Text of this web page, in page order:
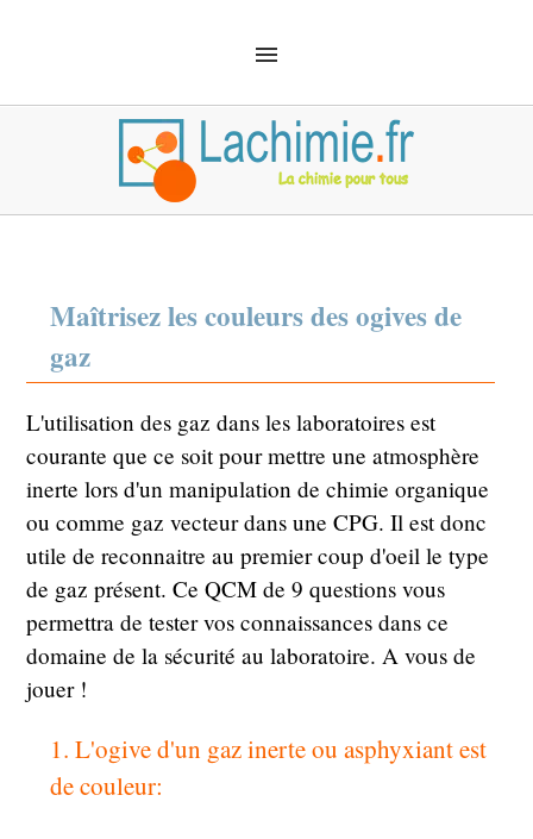
ACCUEIL
SOLUTIONS
CHIMIE ANALYTIQUE
CHIMIE ORGANIQUE
MÉCANIQUE QUANTIQUE
Maîtrisez les couleurs des ogives de
gaz
L'utilisation des gaz dans les laboratoires est
courante que ce soit pour mettre une atmosphère
inerte lors d'un manipulation de chimie organique
ou comme gaz vecteur dans une CPG. Il est donc
utile de reconnaitre au premier coup d'oeil le type
de gaz présent. Ce QCM de 9 questions vous
permettra de tester vos connaissances dans ce
domaine de la sécurité au laboratoire. A vous de
jouer !
1. L'ogive d'un gaz inerte ou asphyxiant est
de couleur: